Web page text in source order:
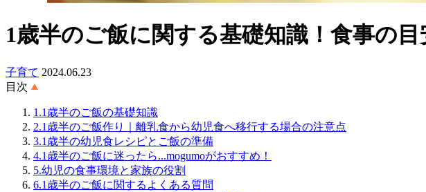
1歳半のご飯に関する基礎知識！食事の
子育て 2024.06.23
目次
1.1歳半のご飯の基礎知識
2.1歳半のご飯作り｜離乳食から幼児食へ移行する場合の注意点
3.1歳半の幼児食レシピとご飯の準備
4.1歳半のご飯に迷ったら...mogumoがおすすめ！
5.幼児の食事環境と家族の役割
6.1歳半のご飯に関するよくある質問